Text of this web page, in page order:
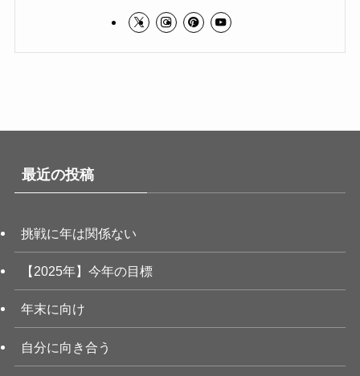
最近の投稿
挑戦に年は関係ない
【2025年】今年の目標
年末に向け
自分に向き合う